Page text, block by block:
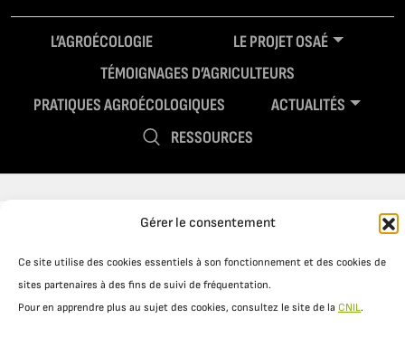
Gérer le consentement
Ce site utilise des cookies essentiels à son fonctionnement et des cookies de
sites partenaires à des fins de suivi de fréquentation.
Pour en apprendre plus au sujet des cookies, consultez le site de la CNIL.
L’AGROÉCOLOGIE
LE PROJET OSAÉ
TÉMOIGNAGES D’AGRICULTEURS
PRATIQUES AGROÉCOLOGIQUES
ACTUALITÉS
RESSOURCES